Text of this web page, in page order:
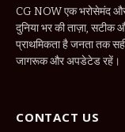
CG NOW एक भरोसेमंद और
दुनिया भर की ताज़ा, सटीक
प्राथमिकता है जनता तक
जागरूक और अपडेटेड रहें।
CONTACT US